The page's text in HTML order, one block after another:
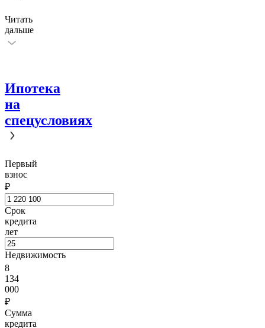
Читать
дальше
Ипотека
на
спецусловиях
Первый
взнос
₽
Срок
кредита
лет
Недвижимость
8
134
000
₽
Сумма
кредита